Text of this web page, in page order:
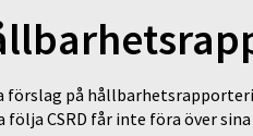
förslag på
följa CSRD får inte föra över